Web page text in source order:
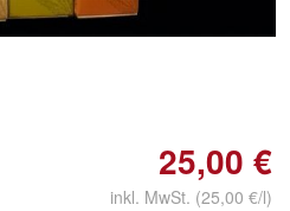
25,00 €
inkl. MwSt. (25,00 €/l)